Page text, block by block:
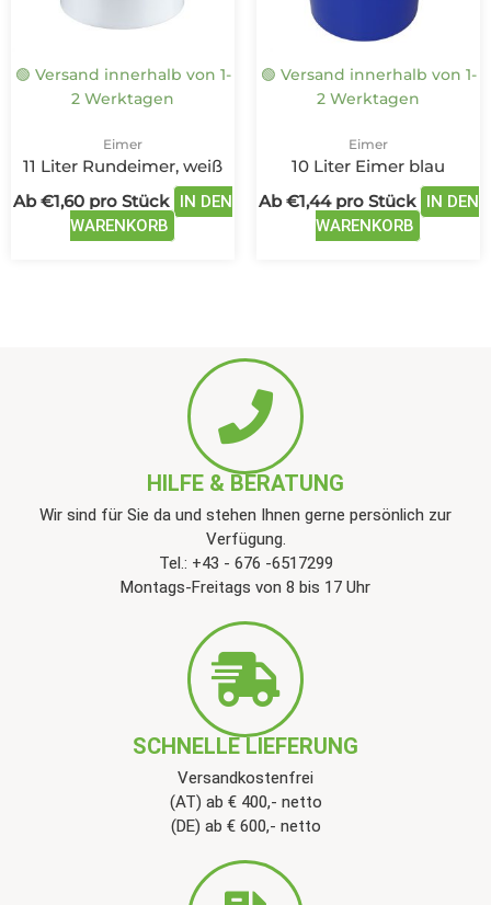
🟢 Versand innerhalb von 1-
2 Werktagen
Eimer
11 Liter Rundeimer, weiß
Ab€1,60 pro Stück
IN DEN
WARENKORB
Optionen
der
🟢 Versand innerhalb von 1-
2 Werktagen
Eimer
10 Liter Eimer blau
Ab€1,44pro Stück
IN DEN
WARENKORB
der
HILFE & BERATUNG
Wir sind für Sie da und stehen Ihnen gerne persönlich zur
Verfügung.
Tel.: +43 - 676 -6517299
Montags-Freitags von 8 bis 17 Uhr
SCHNELLE LIEFERUNG
Versandkostenfrei
(AT) ab € 400,- netto
(DE) ab € 600,- netto